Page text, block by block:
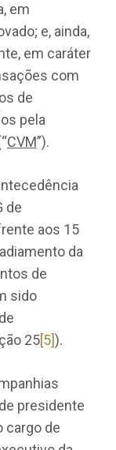
em
e, ainda,
em caráter
com
de
pela
CVM”).
de
aos 15
da
de
sido
25[5]).
presidente
cargo de